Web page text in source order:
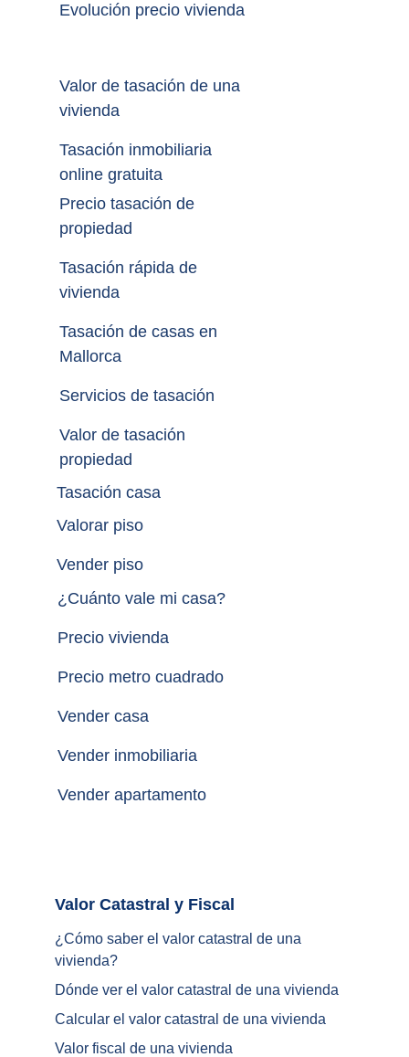
¿ Cómo saber el valor catastral de una
vivienda?
Dónde ver el valor catastral de una vivienda
Calcular el valor catastral de una vivienda
Valor fiscal de una vivienda
Valor de tasación de una
vivienda
Tasación inmobiliaria
online gratuita
Precio tasación de
propiedad
Tasación rápida de
vivienda
Tasación de casas en
Mallorca
Servicios de tasación
Valor de tasación
propiedad
Tasación casa
Valorar piso
¿Cuánto vale mi casa?
Precio vivienda
Precio metro cuadrado
Vender casa
Vender inmobiliaria
Vender apartamento
Evolución precio vivienda
Vender piso